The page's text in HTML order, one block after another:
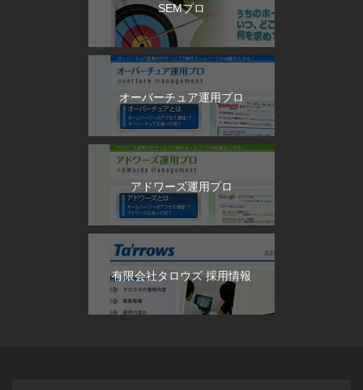
SEMプロ
オーバーチュア運用プロ
アドワーズ運用プロ
有限会社タロウズ 採用情報